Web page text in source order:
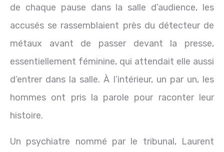
de chaque pause dans la salle d’audience, les
accusés se rassemblaient près du détecteur de
métaux avant de passer devant la presse,
essentiellement féminine, qui attendait elle aussi
d’entrer dans la salle. À l’intérieur, un par un, les
hommes ont pris la parole pour raconter leur
histoire.
Un psychiatre nommé par le tribunal, Laurent